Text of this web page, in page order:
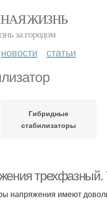
ЖИЗНЬ
за городом
новости статьи
Гибридные
стабилизаторы
напряжения имеют